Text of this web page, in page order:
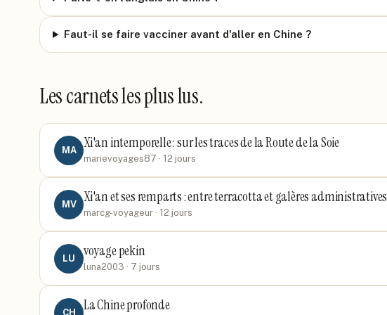
Faut-il se faire vacciner avant d'aller en Chine ?
Les carnets les plus lus.
MA Xi'an intemporelle : sur les traces de la Route de la Soie
marievoyages87 · 12 jours
MV Xi'an et ses remparts : entre terracotta et galères administratives
marcg-voyageur · 12 jours
LU voyage pekin
luna2003 · 7 jours
CH La Chine profonde